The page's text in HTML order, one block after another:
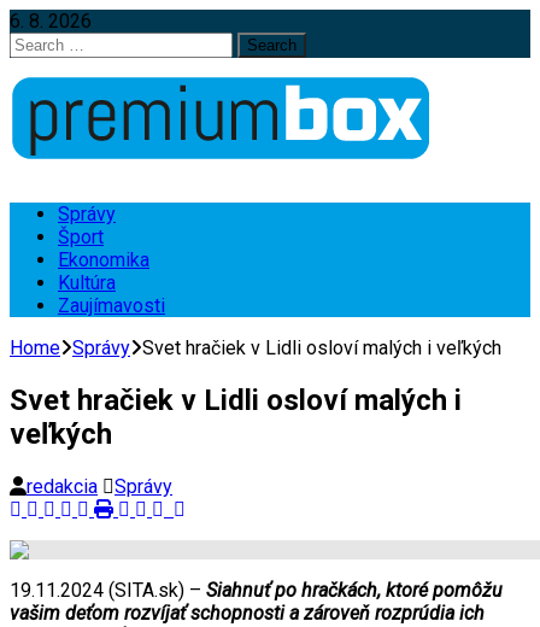
6. 8. 2026
Search
for:
Správy
Šport
Ekonomika
Kultúra
Zaujímavosti
Home Správy Svet hračiek v Lidli osloví malých i veľkých
Svet hračiek v Lidli osloví malých i
veľkých
redakcia Správy
19.11.2024 (SITA.sk) – Siahnuť po hračkách, ktoré pomôžu
vašim deťom rozvíjať schopnosti a zároveň rozprúdia ich